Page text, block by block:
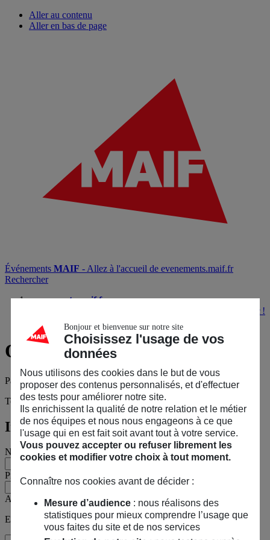
Aller au contenu
Aller en bas de page
Événements MAIF - Allez à l'accueil de evenements.maif.fr
Rechercher
evenements.maif.fr
Participez à une balade nature engagée dans le Quercy Blanc !
Questions sur l’événement ?
Questionssur l’événement ?
Participez à une balade nature engagée dans le Quercy Blanc !
Tous les champs sont obligatoires, sauf mention contraire.
Informations personnelles
Nom
Prénom
Adresse e-mail
Exemple : jean@maif.fr
Bonjour et bienvenue sur notre site
Choisissez l'usage de vos
données
Nous utilisons des cookies dans le but de vous
proposer des contenus personnalisés, et d'effectuer
des tests pour améliorer notre site.
Ils enrichissent la qualité de notre relation et le métier
de nos équipes et nous nous engageons à ce que
l'usage qui en est fait soit avant tout à votre service.
Vous pouvez accepter ou refuser librement les
cookies et modifier votre choix à tout moment.
Connaître nos cookies avant de décider :
Mesure d’audience: nous réalisons des
statistiques pour mieux comprendre l’usage que
vous faites du site et de nos services